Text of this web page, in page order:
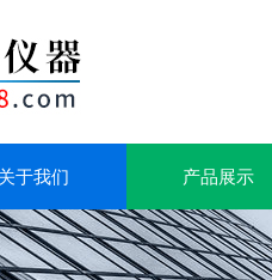
关于我们 产品展示